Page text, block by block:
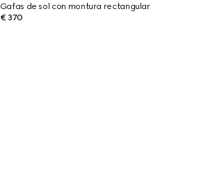
Gafas de sol con montura rectangular
€ 370